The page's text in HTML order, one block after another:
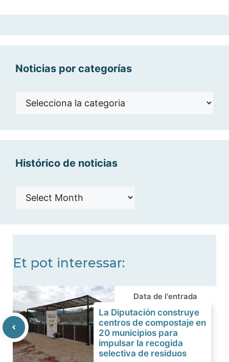
Noticias por categorías
Noticias
Histórico de noticias
Histórico
Et pot interessar:
Data de l'entrada
La Diputación construye
centros de compostaje en
20 municipios para
impulsar la recogida
selectiva de residuos